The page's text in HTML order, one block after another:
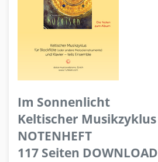
Im Sonnenlicht
Keltischer Musikzyklus
NOTENHEFT
117 Seiten DOWNLOAD